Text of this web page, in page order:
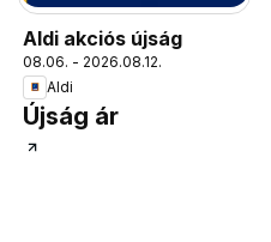
Aldi akciós újság
08.06. - 2026.08.12.
Aldi
Újság ár